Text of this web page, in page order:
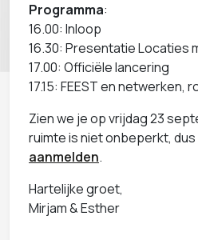
Programma:
16.00: Inloop
16.30: Presentatie Locaties
17.00: Officiële lancering
17.15: FEEST en netwerken,
Zien we je op vrijdag 23
ruimte is niet onbeperkt,
aanmelden.
Hartelijke groet,
Mirjam & Esther